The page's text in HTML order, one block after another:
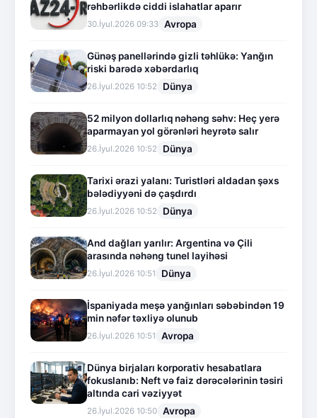
rəhbərlikdə ciddi islahatlar aparır
30.İyul.2026 09:33 Avropa
Günəş panellərində gizli təhlükə: Yanğın
riski barədə xəbərdarlıq
26.İyul.2026 10:52 Dünya
52 milyon dollarlıq nəhəng səhv: Heç yerə
aparmayan yol görənləri heyrətə salır
26.İyul.2026 10:52 Dünya
Tarixi ərazi yalanı: Turistləri aldadan şəxs
bələdiyyəni də çaşdırdı
26.İyul.2026 10:52 Dünya
And dağları yarılır: Argentina və Çili
arasında nəhəng tunel layihəsi
26.İyul.2026 10:51 Dünya
İspaniyada meşə yanğınları səbəbindən 19
min nəfər təxliyə olunub
26.İyul.2026 10:51 Avropa
Dünya birjaları korporativ hesabatlara
fokuslanıb: Neft və faiz dərəcələrinin təsiri
altında cari vəziyyət
26.İyul.2026 10:50 Avropa